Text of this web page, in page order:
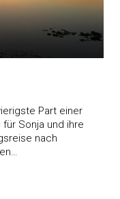
Part einer
Sonja und ihre
nach